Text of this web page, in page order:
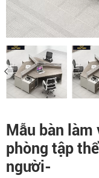
Mẫu bàn
phòng tập
người-